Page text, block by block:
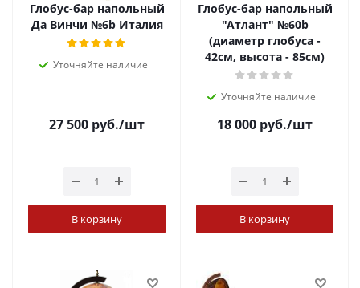
Глобус-бар напольный
Да Винчи №6b Италия
Уточняйте наличие
27 500 руб./шт
В корзину
Глобус-бар напольный
"Атлант" №60b
(диаметр глобуса -
42см, высота - 85см)
Уточняйте наличие
18 000 руб./шт
В корзину